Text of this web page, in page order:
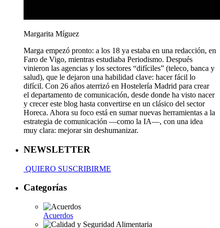
Margarita Míguez
Marga empezó pronto: a los 18 ya estaba en una redacción, en
Faro de Vigo, mientras estudiaba Periodismo. Después
vinieron las agencias y los sectores “difíciles” (teleco, banca y
salud), que le dejaron una habilidad clave: hacer fácil lo
difícil. Con 26 años aterrizó en Hostelería Madrid para crear
el departamento de comunicación, desde donde ha visto nacer
y crecer este blog hasta convertirse en un clásico del sector
Horeca. Ahora su foco está en sumar nuevas herramientas a la
estrategia de comunicación —como la IA—, con una idea
muy clara: mejorar sin deshumanizar.
NEWSLETTER
QUIERO SUSCRIBIRME
Categorías
Acuerdos